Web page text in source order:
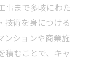
事まで多岐にわた
技術を身につける
ンションや商業施
積むことで、キャ